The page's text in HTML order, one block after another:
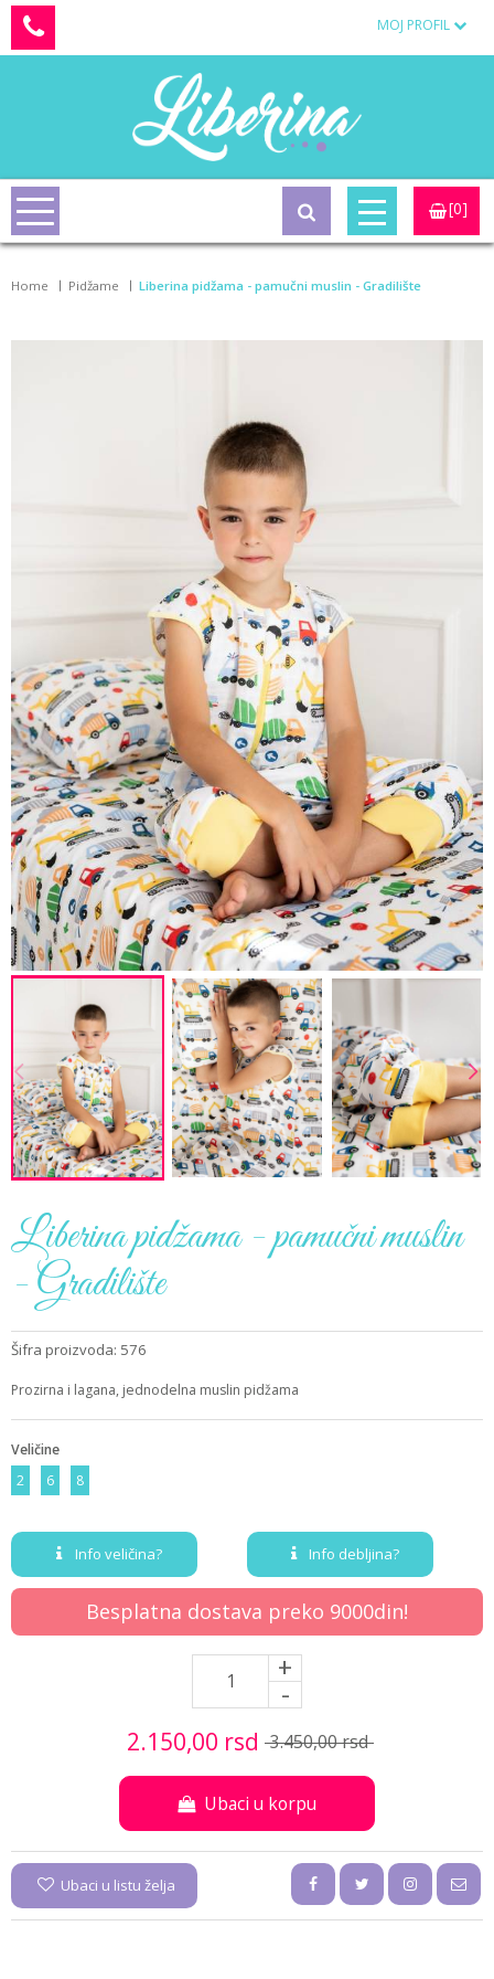
MOJ PROFIL
[0]
Home Pidžame Liberina pidžama - pamučni muslin - Gradilište
Liberina pidžama - pamučni muslin
- Gradilište
Šifra proizvoda: 576
Prozirna i lagana, jednodelna muslin pidžama
Veličine
2
6 8
Info veličina? Info debljina?
Besplatna dostava preko 9000din!
+
-
2.150,00 rsd 3.450,00rsd
Ubaci u korpu
Ubaci u listu želja